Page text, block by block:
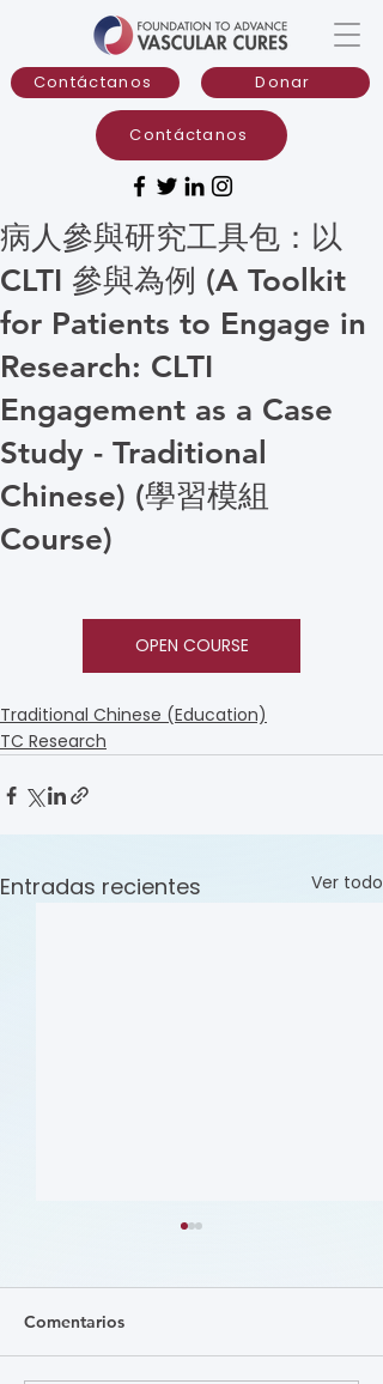
Donar
Contáctanos
Contáctanos
病人參與研究工具包：以
CLTI 參與為例 (A Toolkit
for Patients to Engage in
Research: CLTI
Engagement as a Case
Study - Traditional
Chinese) (學習模組
Course)
OPEN COURSE
Traditional Chinese (Education)
TC Research
Entradas recientes Ver todo
Comentarios